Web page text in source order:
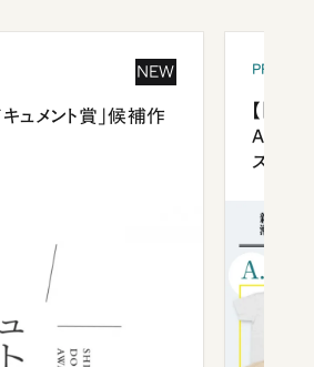
NEW
ュメント賞」候補作
【「新
ズプレ